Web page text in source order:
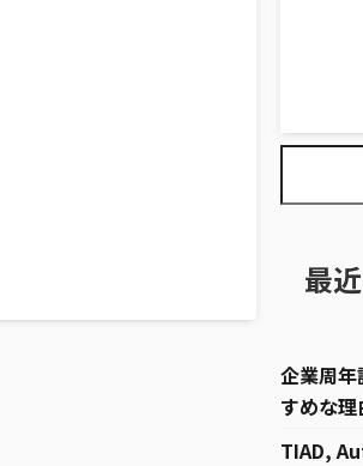
最
企業周年
すめな理
TIAD,